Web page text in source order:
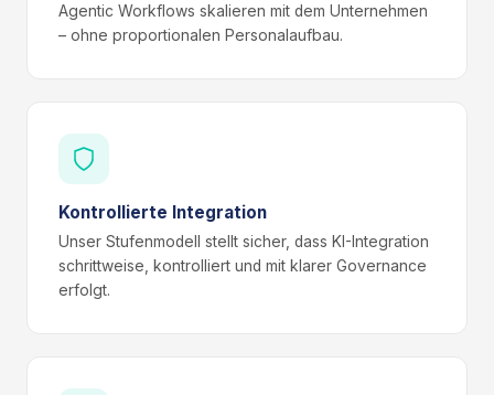
Agentic Workflows skalieren mit dem Unternehmen
– ohne proportionalen Personalaufbau.
Kontrollierte Integration
Unser Stufenmodell stellt sicher, dass KI-Integration
schrittweise, kontrolliert und mit klarer Governance
erfolgt.